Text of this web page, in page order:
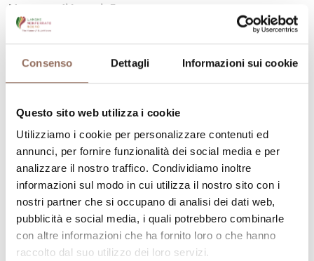
Consenso Dettagli Informazioni sui cookie
Questo sito web utilizza i cookie
Utilizziamo i cookie per personalizzare contenuti ed
annunci, per fornire funzionalità dei social media e per
analizzare il nostro traffico. Condividiamo inoltre
informazioni sul modo in cui utilizza il nostro sito con i
nostri partner che si occupano di analisi dei dati web,
pubblicità e social media, i quali potrebbero combinarle
con altre informazioni che ha fornito loro o che hanno
raccolto dal suo utilizzo dei loro servizi.
Numero di bagni: 5
Numero letti:
La tua vacanza
Pianifica dove dormire, dove mangiare, cosa fare e
visitare in ogni angolo di Langhe Monferrato Roero, con
un occhio al meteo in tempo reale